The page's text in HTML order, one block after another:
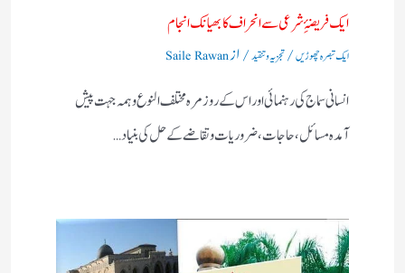
ایک فریضۂِ شرعی سے انحراف کا بھیانک انجام
ایک تبصرہ چھوڑیں/تجزیہ و تنقید/ ازSaile Rawan
انسانی سماج کی رہنمائی اور اس کے روز مرہ مختلف النوع وہمہ جہت پیش
آمدہ مسائل ، حاجات ، ضروریات وتقاضے کے حل کی بنیاد…